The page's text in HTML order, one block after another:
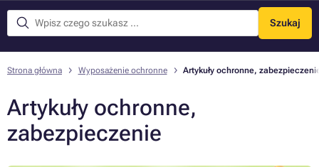
Szukaj
Menu
Strona główna Wyposażenie ochronne Artykuły ochronne,
Artykuły ochronne,
zabezpieczenie